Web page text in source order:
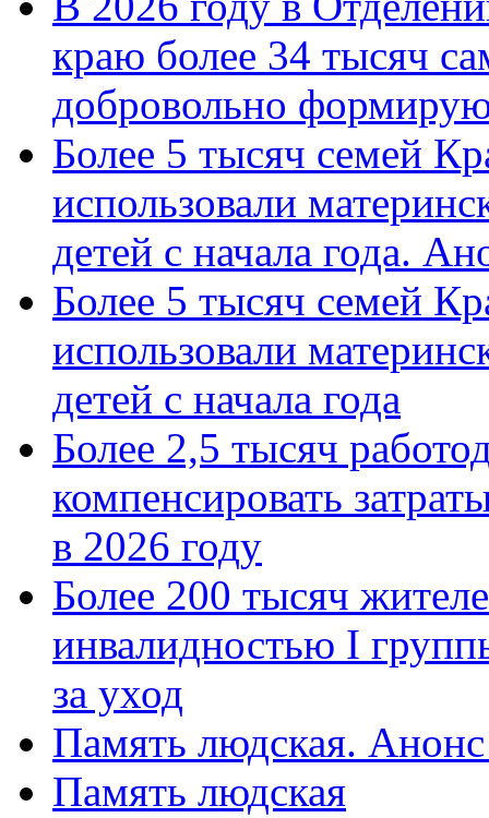
краю более 34 тысяч
добровольно
Более 5 тысяч семей
использовали
детей с начала года.
Более 5 тысяч семей
использовали
детей с начала года
Более 2,5 тысяч
компенсировать
в 2026 году
Более 200 тысяч
инвалидностью I
за уход
Память людская.
Память людская